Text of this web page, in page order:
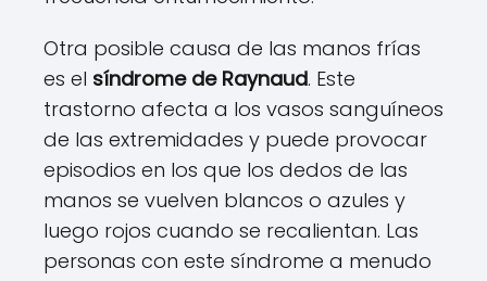
Otra posible causa de las manos frías
es el síndrome de Raynaud. Este
trastorno afecta a los vasos sanguíneos
de las extremidades y puede provocar
episodios en los que los dedos de las
manos se vuelven blancos o azules y
luego rojos cuando se recalientan. Las
personas con este síndrome a menudo